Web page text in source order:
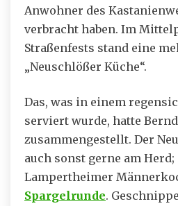
Anwohner des
verbracht haben. Im
Straßenfests stand eine
„Neuschlößer Küche“.
Das, was in einem
serviert wurde, hatte
zusammengestellt. Der
auch sonst gerne am
Lampertheimer
Spargelrunde.